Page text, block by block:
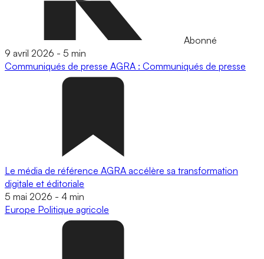
Abonné
9 avril 2026 - 5 min
Communiqués de presse AGRA : Communiqués de presse
Le média de référence AGRA accélère sa transformation
digitale et éditoriale
5 mai 2026 - 4 min
Europe Politique agricole